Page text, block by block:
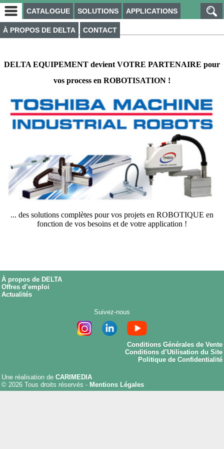
CATALOGUE SOLUTIONS APPLICATIONS
À PROPOS DE DELTA CONTACT
Robotique
DELTA EQUIPEMENT devient VOTRE PARTENAIRE pour
vos process en ROBOTISATION !
... des solutions complètes pour vos projets en ROBOTIQUE en
fonction de vos besoins et de votre application !
À propos de DELTA
Offres d’emploi
Actualités
Suivez-nous
Conditions Générales de Vente
Conditions d’Utilisation du Site
Politique de Confidentialité
Une réalisation de CARIMEDIA
© 2026 Tous droits réservés - Mentions Légales